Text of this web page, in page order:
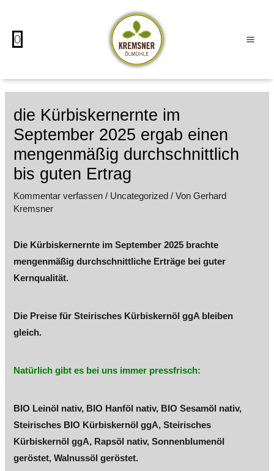
springen
0
die Kürbiskernernte im
September 2025 ergab einen
mengenmäßig durchschnittlich
bis guten Ertrag
Kommentar verfassen / Uncategorized / VonGerhard
Kremsner
Die Kürbiskernernte im September 2025 brachte
mengenmäßig durchschnittliche Erträge bei guter
Kernqualität.
Die Preise für Steirisches Kürbiskernöl ggA bleiben
gleich.
Natürlich gibt es bei uns immer pressfrisch:
BIO Leinöl nativ, BIO Hanföl nativ, BIO Sesamöl nativ,
Steirisches BIO Kürbiskernöl ggA, Steirisches
Kürbiskernöl ggA, Rapsöl nativ, Sonnenblumenöl
geröstet, Walnussöl geröstet.